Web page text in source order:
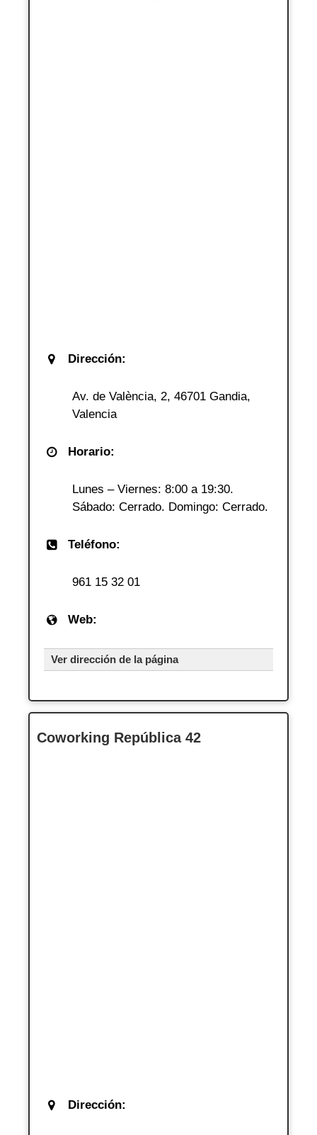
Dirección:
Av. de València, 2, 46701 Gandia,
Valencia
Horario:
Lunes – Viernes: 8:00 a 19:30.
Sábado: Cerrado. Domingo: Cerrado.
Teléfono:
961 15 32 01
Web:
Ver dirección de la página
Coworking República 42
Dirección: